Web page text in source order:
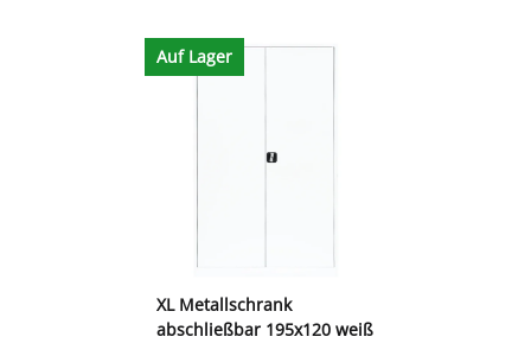
Auf Lager
XL Metallschrank
abschließbar 195x120 weiß